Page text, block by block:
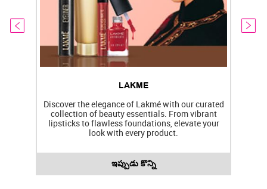
LAKME
Discover the elegance of Lakmé with our curated
collection of beauty essentials. From vibrant
lipsticks to flawless foundations, elevate your
look with every product.
ఇప్పుడు కొన్ని